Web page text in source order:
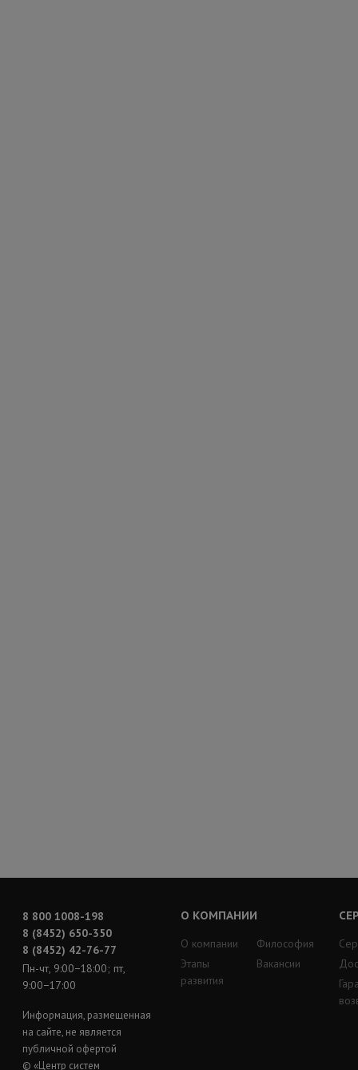
8 800 1008-198
8 (8452) 650-350
8 (8452) 42-76-77
Пн-чт, 9:00−18:00; пт,
9:00−17:00
Информация, размещенная
на сайте, не является
публичной офертой
© «Центр систем
О КОМПАНИИ
О компании
Этапы
развития
Философия
Вакансии